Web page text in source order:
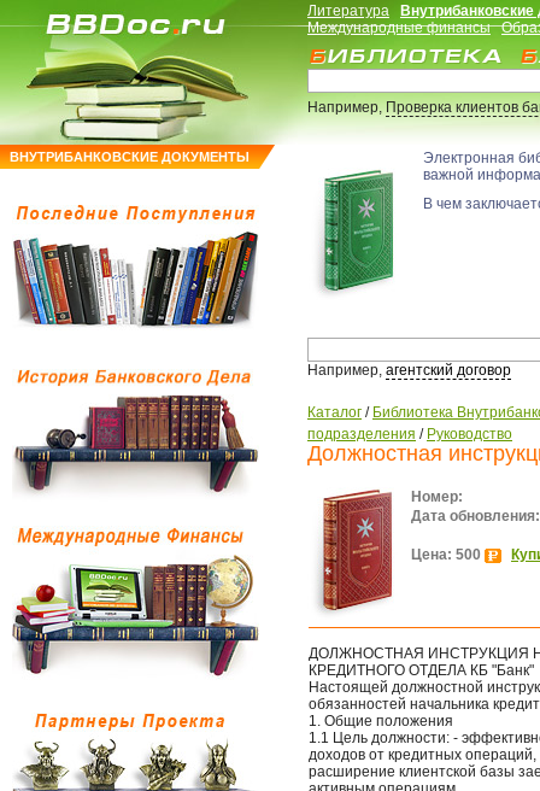
ВНУТРИБАНКОВСКИЕ ДОКУМЕНТЫ
Литература
Международные финансы
Например,Проверка клиентов
Электронная
важной
В чем
Например, агентский договор
Каталог / Библиотека
подразделения / Руководство
Должностная
Номер:
Дата обновления:
Цена: 500
ДОЛЖНОСТНАЯ ИНСТРУКЦИЯ
КРЕДИТНОГО ОТДЕЛА КБ "Банк"
Настоящей должностной
обязанностей начальника
1. Общие положения
1.1 Цель должности: -
доходов от кредитных
расширение клиентской базы